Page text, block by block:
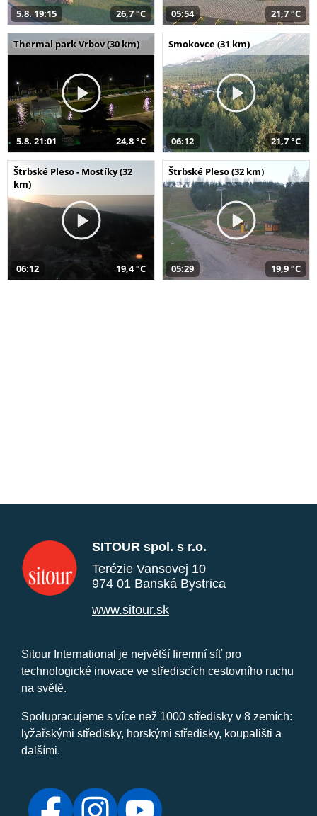
5.8. 19:15 26,7 °C 05:54 21,7 °C
Thermal park Vrbov (30 km)
5.8. 21:01 24,8 °C
Smokovce (31 km)
06:12 21,7 °C
Štrbské Pleso - Mostíky (32
km)
06:12 19,4 °C
Štrbské Pleso (32 km)
05:29 19,9 °C
SITOUR spol. s r.o.
Terézie Vansovej 10
974 01 Banská Bystrica
www.sitour.sk
Sitour International je největší firemní síť pro
technologické inovace ve střediscích cestovního ruchu
na světě.
Spolupracujeme s více než 1000 středisky v 8 zemích:
lyžařskými středisky, horskými středisky, koupališti a
dalšími.